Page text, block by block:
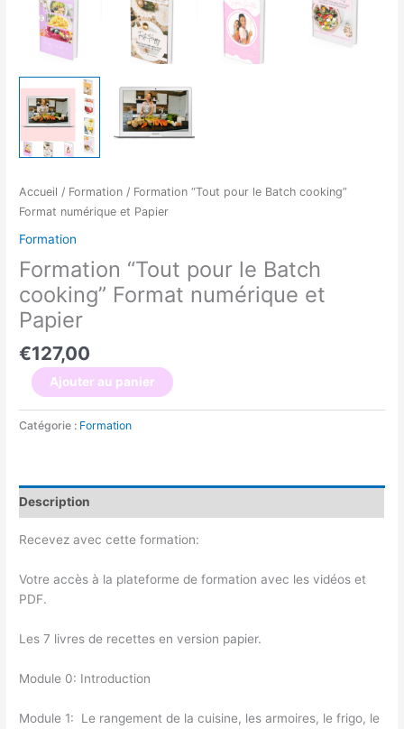
Accueil / Formation / Formation “Tout pour le Batch cooking”
Format numérique et Papier
Formation
Formation “Tout pour le Batch
cooking” Format numérique et
Papier
€127,00
Ajouter au panier
Catégorie : Formation
Description
Recevez avec cette formation:
Votre accès à la plateforme de formation avec les vidéos et
PDF.
Les 7 livres de recettes en version papier.
Module 0: Introduction
Module 1: Le rangement de la cuisine, les armoires, le frigo, le